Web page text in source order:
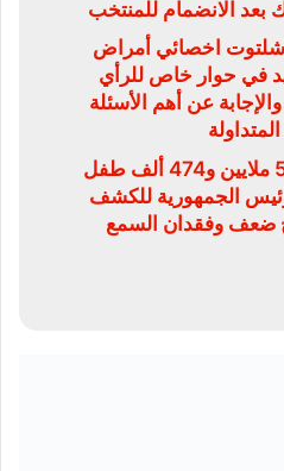
بعد الانضمام للمنتخب
اخصائي أمراض
في حوار خاص للرأي
عن أهم الأسئلة
المتداولة
الصحة: فحص 5 ملايين و474 ألف طفل
الجمهورية للكشف
ضعف وفقدان السمع